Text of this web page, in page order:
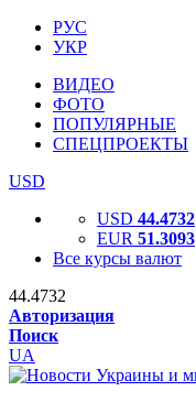
РУС
УКР
ВИДЕО
ФОТО
ПОПУЛЯРНЫЕ
СПЕЦПРОЕКТЫ
USD
USD 44.4732
EUR 51.3093
Все курсы валют
44.4732
Авторизация
Поиск
UA